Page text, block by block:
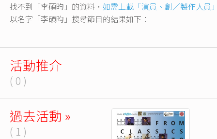
找不到「李碩昀」的資料， 如需上載「演員、創／製作人員
以名字「李碩昀」搜尋節目的結果如下：
活動推介
( 0 )
過去活動 »
( 1 )